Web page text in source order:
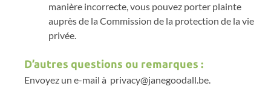
manière incorrecte, vous pouvez porter plainte
auprès de la Commission de la protection de la vie
privée.
D’autres questions ou remarques :
Envoyez un e-mail à privacy@janegoodall.be.